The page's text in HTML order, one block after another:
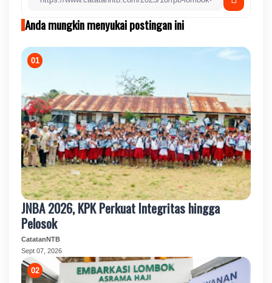
Anda mungkin menyukai postingan ini
JNBA 2026, KPK Perkuat Integritas hingga
Pelosok
CatatanNTB
Sept 07, 2026